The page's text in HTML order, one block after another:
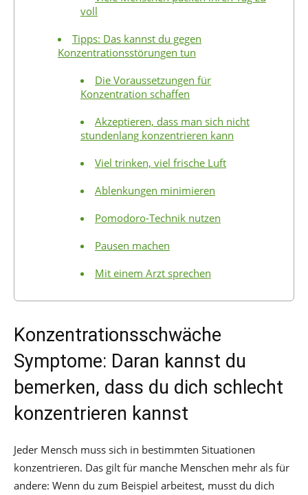
voll
Tipps: Das kannst du gegen
Konzentrationsstörungen tun
Die Voraussetzungen für
Konzentration schaffen
Akzeptieren, dass man sich nicht
stundenlang konzentrieren kann
Viel trinken, viel frische Luft
Ablenkungen minimieren
Pomodoro-Technik nutzen
Pausen machen
Mit einem Arzt sprechen
Konzentrationsschwäche
Symptome: Daran kannst du
bemerken, dass du dich schlecht
konzentrieren kannst
Jeder Mensch muss sich in bestimmten Situationen
konzentrieren. Das gilt für manche Menschen mehr als für
andere: Wenn du zum Beispiel arbeitest, musst du dich